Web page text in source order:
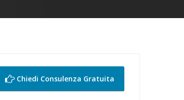
Chiedi Consulenza Gratuita